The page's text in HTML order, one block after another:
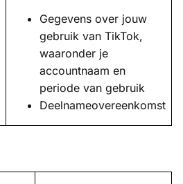
Gegevens over jouw
gebruik van TikTok,
waaronder je
accountnaam en
periode van gebruik
Deelnameovereenkomst